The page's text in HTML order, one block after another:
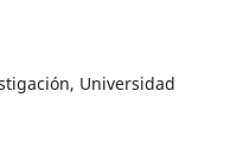
Universidad